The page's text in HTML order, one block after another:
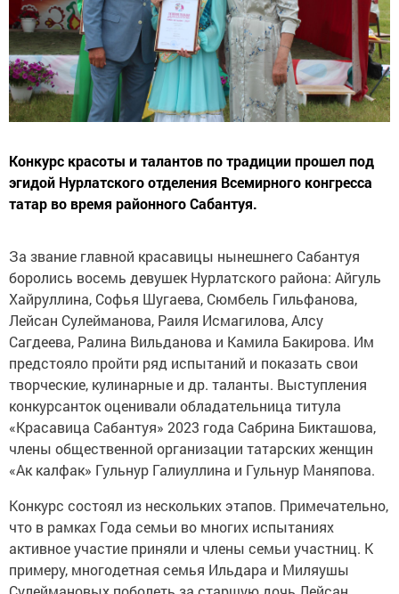
Конкурс красоты и талантов по традиции прошел под
эгидой Нурлатского отделения Всемирного конгресса
татар во время районного Сабантуя.
За звание главной красавицы нынешнего Сабантуя
боролись восемь девушек Нурлатского района: Айгуль
Хайруллина, Софья Шугаева, Сюмбель Гильфанова,
Лейсан Сулейманова, Раиля Исмагилова, Алсу
Сагдеева, Ралина Вильданова и Камила Бакирова. Им
предстояло пройти ряд испытаний и показать свои
творческие, кулинарные и др. таланты. Выступления
конкурсанток оценивали обладательница титула
«Красавица Сабантуя» 2023 года Сабрина Бикташова,
члены общественной организации татарских женщин
«Ак калфак» Гульнур Галиуллина и Гульнур Маняпова.
Конкурс состоял из нескольких этапов. Примечательно,
что в рамках Года семьи во многих испытаниях
активное участие приняли и члены семьи участниц. К
примеру, многодетная семья Ильдара и Миляушы